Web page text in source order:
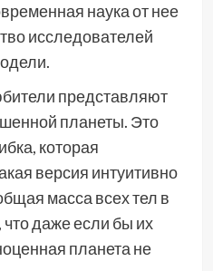
наука от нее
исследователей
представляют
планеты. Это
которая
версия интуитивно
масса всех тел в
даже если бы их
планета не